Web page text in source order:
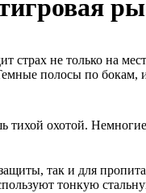
не только на
полосы по
тихой охотой.
так и для
тонкую